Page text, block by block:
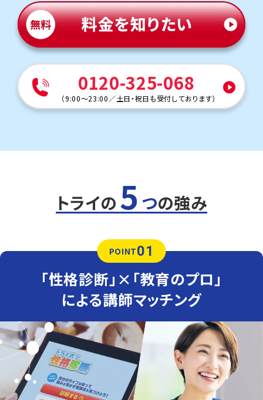
0120-325-068
（9:00～23:00 ／土日・祝日も受付しております）
トライの 5 つの強み
POINT01
「性格診断」×「教育のプロ」
による講師マッチング